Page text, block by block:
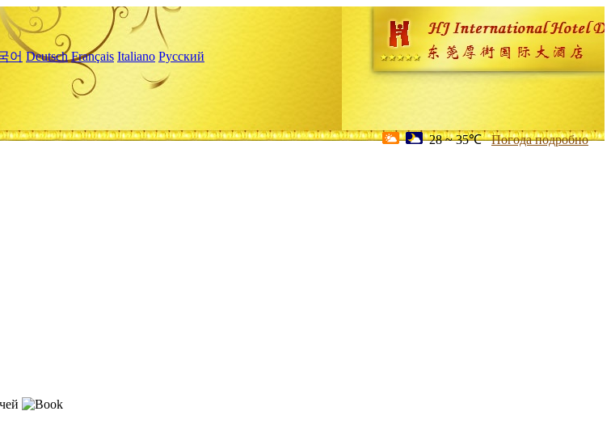
어 Deutsch Français Italiano Русский
28 ~ 35℃ Погода подробно